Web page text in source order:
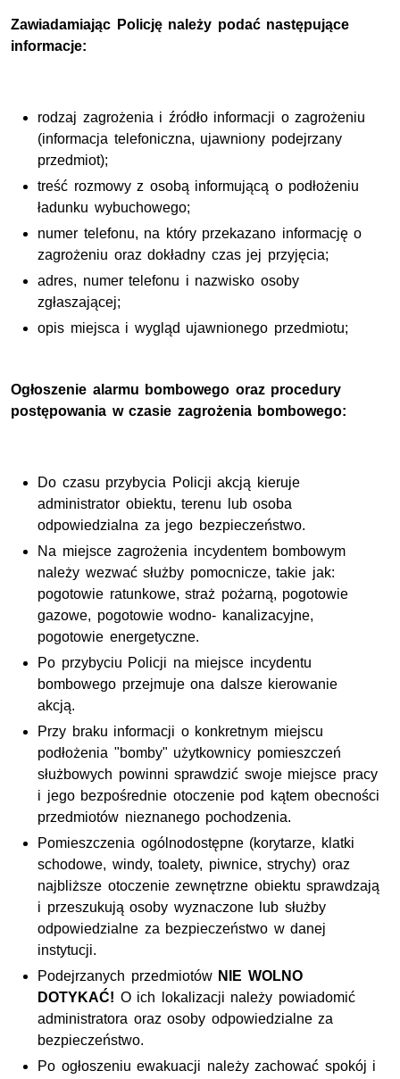
Zawiadamiając Policję należy podać następujące
informacje:
rodzaj zagrożenia i źródło informacji o zagrożeniu
(informacja telefoniczna, ujawniony podejrzany
przedmiot);
treść rozmowy z osobą informującą o podłożeniu
ładunku wybuchowego;
numer telefonu, na który przekazano informację o
zagrożeniu oraz dokładny czas jej przyjęcia;
adres, numer telefonu i nazwisko osoby
zgłaszającej;
opis miejsca i wygląd ujawnionego przedmiotu;
Ogłoszenie alarmu bombowego oraz procedury
postępowania w czasie zagrożenia bombowego:
Do czasu przybycia Policji akcją kieruje
administrator obiektu, terenu lub osoba
odpowiedzialna za jego bezpieczeństwo.
Na miejsce zagrożenia incydentem bombowym
należy wezwać służby pomocnicze, takie jak:
pogotowie ratunkowe, straż pożarną, pogotowie
gazowe, pogotowie wodno- kanalizacyjne,
pogotowie energetyczne.
Po przybyciu Policji na miejsce incydentu
bombowego przejmuje ona dalsze kierowanie
akcją.
Przy braku informacji o konkretnym miejscu
podłożenia "bomby" użytkownicy pomieszczeń
służbowych powinni sprawdzić swoje miejsce pracy
i jego bezpośrednie otoczenie pod kątem obecności
przedmiotów nieznanego pochodzenia.
Pomieszczenia ogólnodostępne (korytarze, klatki
schodowe, windy, toalety, piwnice, strychy) oraz
najbliższe otoczenie zewnętrzne obiektu sprawdzają
i przeszukują osoby wyznaczone lub służby
odpowiedzialne za bezpieczeństwo w danej
instytucji.
Podejrzanych przedmiotów NIE WOLNO
DOTYKAĆ! O ich lokalizacji należy powiadomić
administratora oraz osoby odpowiedzialne za
bezpieczeństwo.
Po ogłoszeniu ewakuacji należy zachować spokój i